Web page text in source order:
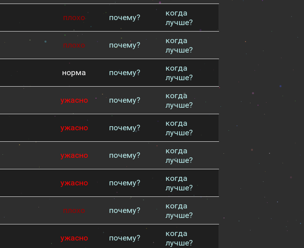
плохо почему?
когда
лучше?
плохо почему?
когда
лучше?
норма почему?
когда
лучше?
ужасно почему?
когда
лучше?
ужасно почему?
когда
лучше?
ужасно почему?
когда
лучше?
ужасно почему?
когда
лучше?
плохо почему?
когда
лучше?
ужасно почему?
когда
лучше?